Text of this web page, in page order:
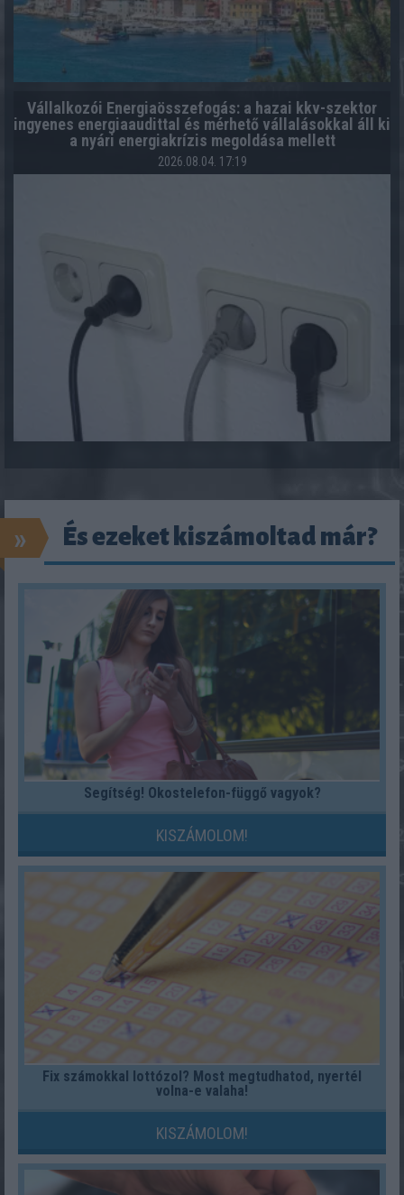
Vállalkozói Energiaösszefogás: a hazai kkv-szektor
ingyenes energiaaudittal és mérhető vállalásokkal áll ki
a nyári energiakrízis megoldása mellett
2026.08.04. 17:19
» És ezeket kiszámoltad már?
Segítség! Okostelefon-függő vagyok?
KISZÁMOLOM!
Fix számokkal lottózol? Most megtudhatod, nyertél
volna-e valaha!
KISZÁMOLOM!